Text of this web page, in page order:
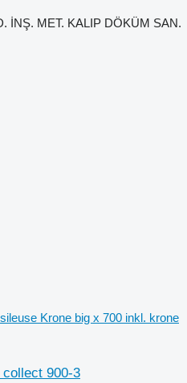
İNŞ. MET. KALIP DÖKÜM SAN.
Krone big x 700 inkl. krone
900-3